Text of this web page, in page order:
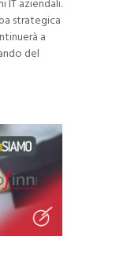
IT aziendali.
strategica
a
del